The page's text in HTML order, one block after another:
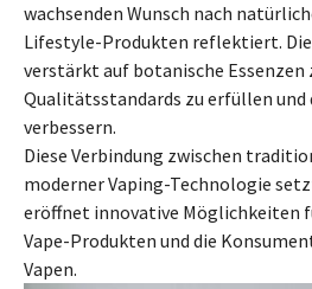
wachsenden Wunsch nach
Lifestyle-Produkten reflektiert.
verstärkt auf botanische Essenzen
Qualitätsstandards zu erfüllen und
verbessern.
Diese Verbindung zwischen
moderner Vaping-Technologie
eröffnet innovative Möglichkeiten
Vape-Produkten und die
Vapen.